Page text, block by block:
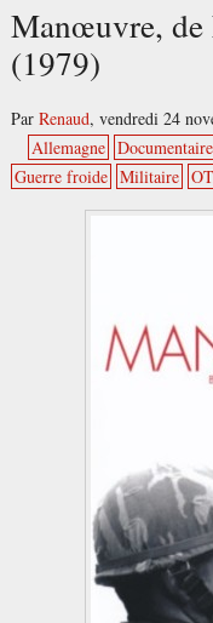
Manœuvre, de
(1979)
Par Renaud, vendredi 24
Allemagne Documentaire
Guerre froide Militaire